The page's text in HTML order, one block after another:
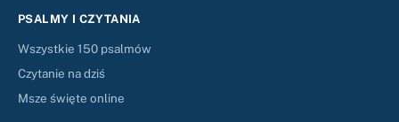
PSALMY I CZYTANIA
Wszystkie 150 psalmów
Czytanie na dziś
Msze święte online